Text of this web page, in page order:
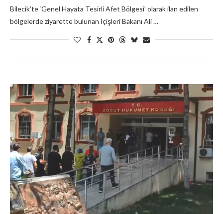
Bilecik’te ‘Genel Hayata Tesirli Afet Bölgesi’ olarak ilan edilen
bölgelerde ziyarette bulunan İçişleri Bakanı Ali …